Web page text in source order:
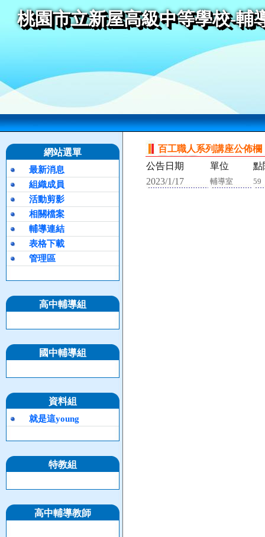
桃園市立新屋高級中等學校-輔
網站選單
最新消息
組織成員
活動剪影
相關檔案
輔導連結
表格下載
管理區
高中輔導組
國中輔導組
資料組
就是這young
特教組
高中輔導教師
百工職人系列講座公佈欄
公告日期
單位
點
2023/1/17
輔導室 59